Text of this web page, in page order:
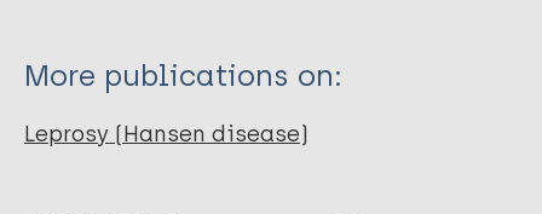
Lino LMFDA
Nascimento RDD
Santos DCMD
More publications on:
Leprosy (Hansen disease)